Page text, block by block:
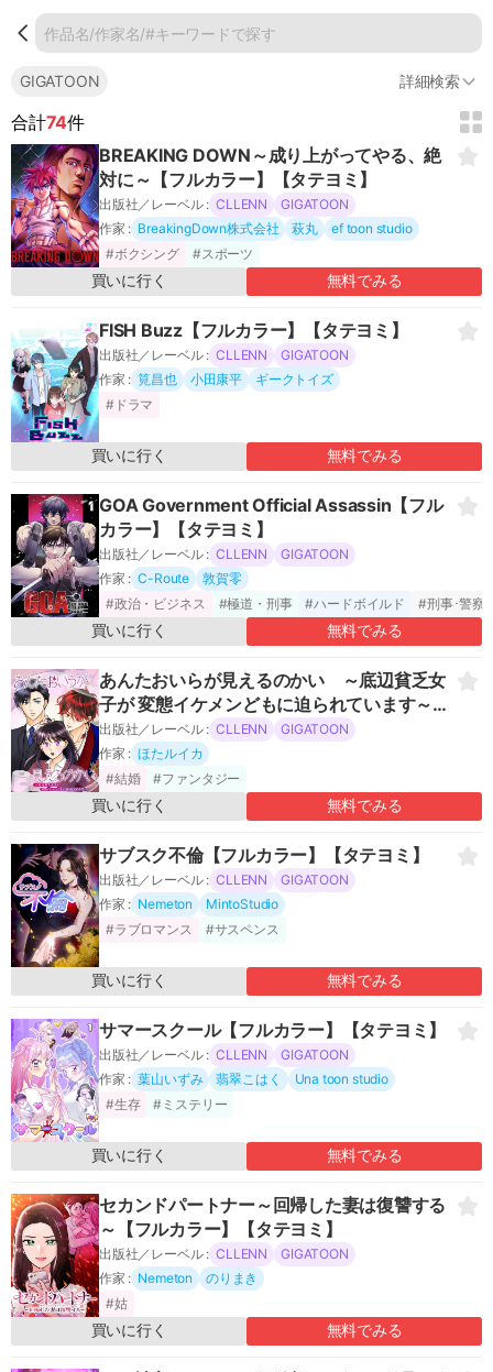
GIGATOON 詳細検索
タイプ
連載情報 完結
作品名
作家名
ジャンル
キーワード
レーベル
出版社
リセット
合計74件
BREAKING DOWN～成り上がってやる、絶
対に～【フルカラー】【タテヨミ】
出版社／レーベル : CLLENN
GIGATOON
作家 : BreakingDown株式会社 萩丸
ef toon studio
#ボクシング
#スポーツ
買いに行く 無料でみる
FISH Buzz【フルカラー】【タテヨミ】
出版社／レーベル : CLLENN
GIGATOON
作家 : 筧昌也 小田康平
ギークトイズ
#ドラマ
買いに行く 無料でみる
GOA Government Official Assassin【フル
カラー】【タテヨミ】
出版社／レーベル : CLLENN
GIGATOON
作家 : C-Route
敦賀零
#政治・ビジネス
#極道・刑事 #ハードボイルド #刑事･警察
買いに行く 無料でみる
あんたおいらが見えるのかい ～底辺貧乏女
子が 変態イケメンどもに迫られています～
【フルカラー】【タテヨミ】
出版社／レーベル : CLLENN
GIGATOON
作家 : ほたルイカ
#結婚
#ファンタジー
買いに行く 無料でみる
サブスク不倫【フルカラー】【タテヨミ】
出版社／レーベル : CLLENN
GIGATOON
作家 : Nemeton
MintoStudio
#ラブロマンス
#サスペンス
買いに行く 無料でみる
サマースクール【フルカラー】【タテヨミ】
出版社／レーベル : CLLENN
GIGATOON
作家 : 葉山いずみ 翡翠こはく
Una toon studio
#生存
#ミステリー
買いに行く 無料でみる
セカンドパートナー～回帰した妻は復讐する
～【フルカラー】【タテヨミ】
出版社／レーベル : CLLENN
GIGATOON
作家 : Nemeton
のりまき
#姑
買いに行く 無料でみる